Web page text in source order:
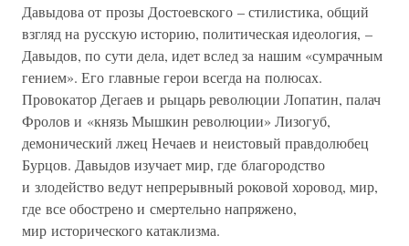
Давыдова от прозы Достоевского – стилистика, общий
взгляд на русскую историю, политическая идеология, –
Давыдов, по сути дела, идет вслед за нашим «сумрачным
гением». Его главные герои всегда на полюсах.
Провокатор Дегаев и рыцарь революции Лопатин, палач
Фролов и «князь Мышкин революции» Лизогуб,
демонический лжец Нечаев и неистовый правдолюбец
Бурцов. Давыдов изучает мир, где благородство
и злодейство ведут непрерывный роковой хоровод, мир,
где все обострено и смертельно напряжено,
мир исторического катаклизма.